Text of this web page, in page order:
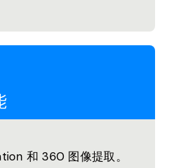
和 360 图像提取。